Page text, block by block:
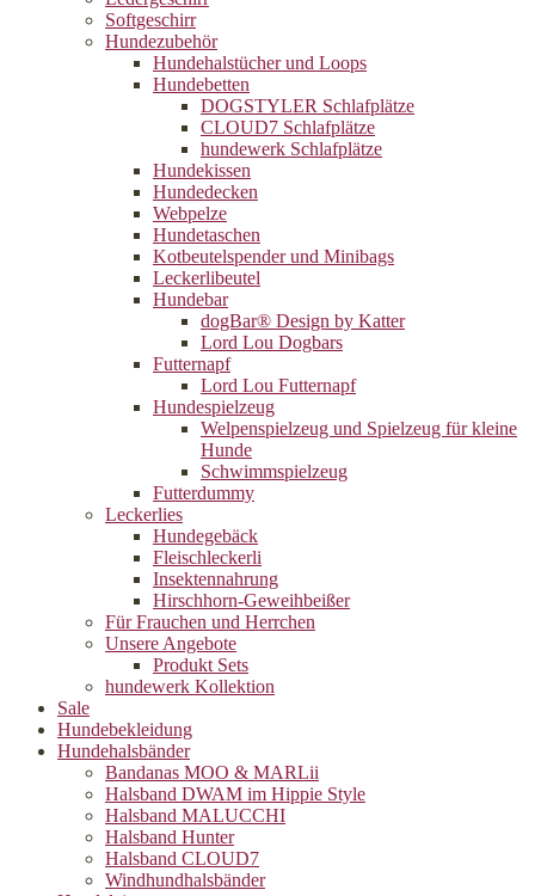
Softgeschirr
Hundezubehör
Hundehalstücher und Loops
Hundebetten
DOGSTYLER Schlafplätze
CLOUD7 Schlafplätze
hundewerk Schlafplätze
Hundekissen
Hundedecken
Webpelze
Hundetaschen
Kotbeutelspender und Minibags
Leckerlibeutel
Hundebar
dogBar® Design by Katter
Lord Lou Dogbars
Futternapf
Lord Lou Futternapf
Hundespielzeug
Welpenspielzeug und Spielzeug für kleine
Hunde
Schwimmspielzeug
Futterdummy
Leckerlies
Hundegebäck
Fleischleckerli
Insektennahrung
Hirschhorn-Geweihbeißer
Für Frauchen und Herrchen
Unsere Angebote
Produkt Sets
hundewerk Kollektion
Sale
Hundebekleidung
Hundehalsbänder
Bandanas MOO & MARLii
Halsband DWAM im Hippie Style
Halsband MALUCCHI
Halsband Hunter
Halsband CLOUD7
Windhundhalsbänder